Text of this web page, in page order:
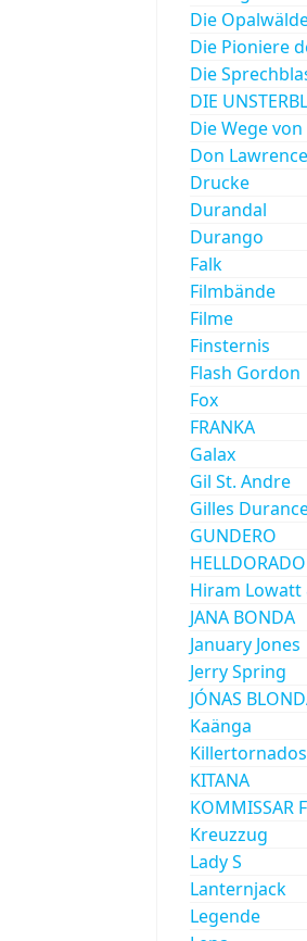
Die
Die Pioniere
Die
DIE
Die Wege
Don Lawrence
Drucke
Durandal
Durango
Falk
Filmbände
Filme
Finsternis
Flash Gordon
Fox
FRANKA
Galax
Gil St. Andre
Gilles
GUNDERO
HELLDORADO
Hiram Lowatt
JANA BONDA
January Jones
Jerry Spring
JÓNAS
Kaänga
KITANA
KOMMISSAR
Kreuzzug
Lady S
Lanternjack
Legende